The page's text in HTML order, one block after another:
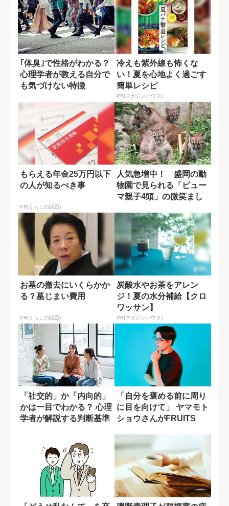
｢体臭｣で性格がわかる？
心理学者が教える自分で
も気づけない特徴
冷えも紫外線も怖くな
い！夏を心地よく過ごす
簡単レシピ
PR(マガジンハウス)
もらえる年金25万円以下
の人が知るべき事
PR(くらしの話題)
人気急増中！ 盛岡の動
物園で見られる「ピュー
マ親子4頭」の微笑まし
お墓の撤去にいくらかか
る？墓じまい費用
PR(くらしの話題)
炭酸水やお茶をアレン
ジ！夏の水分補給【クロ
ワッサン】
PR(マガジンハウス)
「社交的」か「内向的」
かは一目でわかる？ 心理
学者が解説する判断基準
「自分を褒める前に周り
に目を向けて」 ヤマモト
ショウさんがFRUITS